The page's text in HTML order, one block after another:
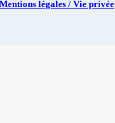
légales / Vie privée